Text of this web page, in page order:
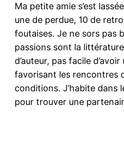
Ma petite amie s’est
une de perdue, 10 de
foutaises. Je ne sors pas
passions sont la
d’auteur, pas facile
favorisant les rencontres
conditions. J’habite dans
pour trouver une